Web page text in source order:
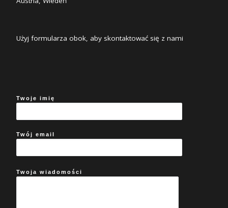
Użyj formularza obok, aby skontaktować się z nami
Twoje imię
Twój email
Twoja wiadomości